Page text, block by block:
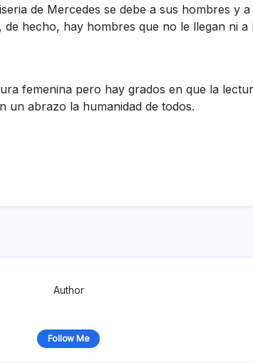
de Mercedes se debe a sus hombres y
hecho, hay hombres que no le llegan ni a
femenina pero hay grados en que la
un abrazo la humanidad de todos.
Author
Follow Me